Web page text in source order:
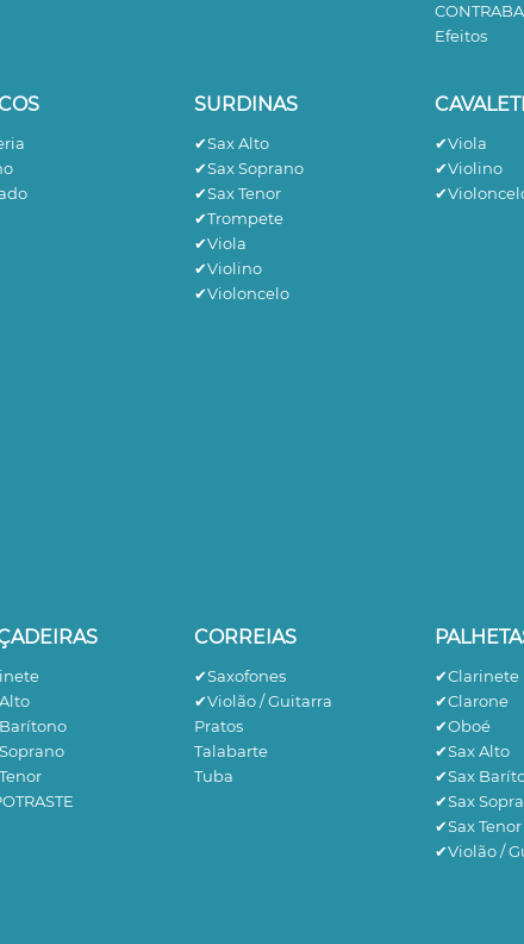
Efeitos
SURDINAS
✔Sax Alto
✔Sax Soprano
✔Sax Tenor
✔Trompete
✔Viola
✔Violino
✔Violoncelo
✔Viola
✔Violino
CORREIAS
✔Saxofones
✔Violão / Guitarra
Pratos
Talabarte
Tuba
✔Clarinete
✔Clarone
✔Oboé
✔Sax Alto
✔Sax
✔Sax
✔Sax Tenor
✔Violão /